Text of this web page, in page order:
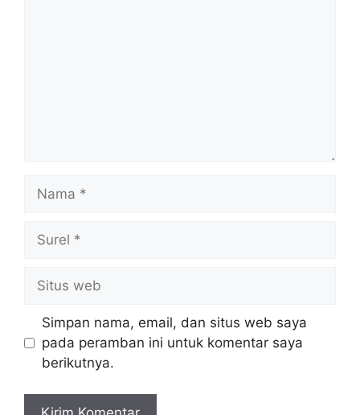
Nama
Surel
Situs
web
Simpan nama, email, dan situs web saya
pada peramban ini untuk komentar saya
berikutnya.